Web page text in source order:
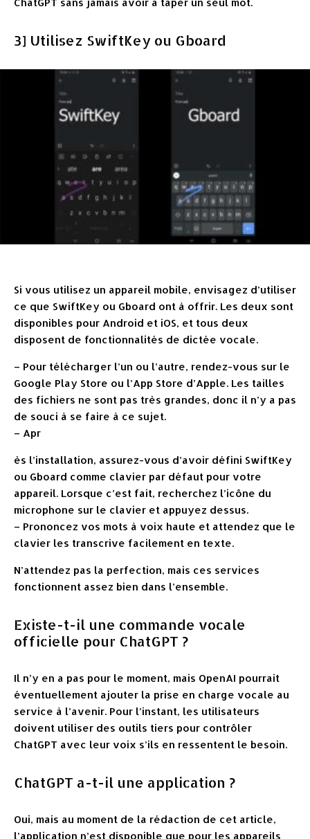
ChatGPT sans jamais avoir à taper un seul mot.
3] Utilisez SwiftKey ou Gboard
Si vous utilisez un appareil mobile, envisagez d’utiliser
ce que SwiftKey ou Gboard ont à offrir. Les deux sont
disponibles pour Android et iOS, et tous deux
disposent de fonctionnalités de dictée vocale.
– Pour télécharger l’un ou l’autre, rendez-vous sur le
Google Play Store ou l’App Store d’Apple. Les tailles
des fichiers ne sont pas très grandes, donc il n’y a pas
de souci à se faire à ce sujet.
– Apr
ès l’installation, assurez-vous d’avoir défini SwiftKey
ou Gboard comme clavier par défaut pour votre
appareil. Lorsque c’est fait, recherchez l’icône du
microphone sur le clavier et appuyez dessus.
– Prononcez vos mots à voix haute et attendez que le
clavier les transcrive facilement en texte.
N’attendez pas la perfection, mais ces services
fonctionnent assez bien dans l’ensemble.
Existe-t-il une commande vocale
officielle pour ChatGPT ?
Il n’y en a pas pour le moment, mais OpenAI pourrait
éventuellement ajouter la prise en charge vocale au
service à l’avenir. Pour l’instant, les utilisateurs
doivent utiliser des outils tiers pour contrôler
ChatGPT avec leur voix s’ils en ressentent le besoin.
ChatGPT a-t-il une application ?
Oui, mais au moment de la rédaction de cet article,
l’application n’est disponible que pour les appareils